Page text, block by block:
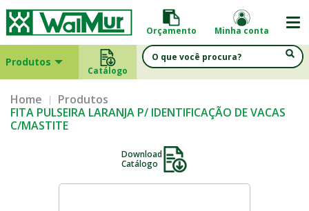
Orçamento Minha conta
Produtos
Catálogo
Home
Produtos
FITA PULSEIRA LARANJA P/ IDENTIFICAÇÃO DE VACAS
C/MASTITE
Download
Catálogo